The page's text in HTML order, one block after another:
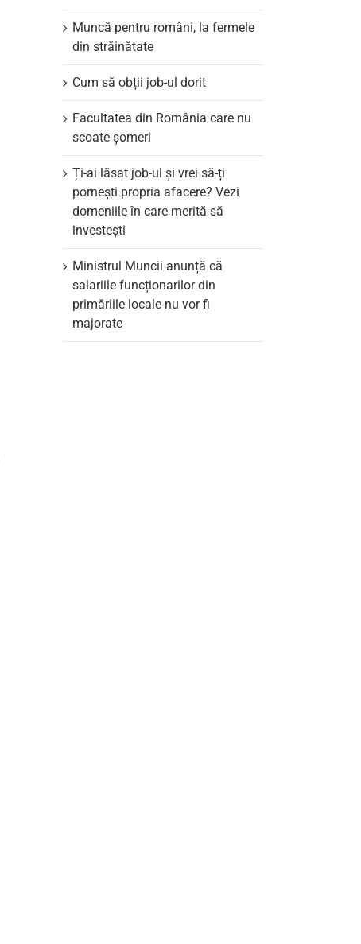
Muncă pentru români, la fermele
din străinătate
Cum să obții job-ul dorit
Facultatea din România care nu
scoate şomeri
Ți-ai lăsat job-ul și vrei să-ți
pornești propria afacere? Vezi
domeniile în care merită să
investești
Ministrul Muncii anunță că
salariile funcționarilor din
primăriile locale nu vor fi
majorate